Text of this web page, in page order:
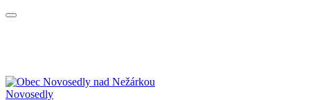
Novosedly